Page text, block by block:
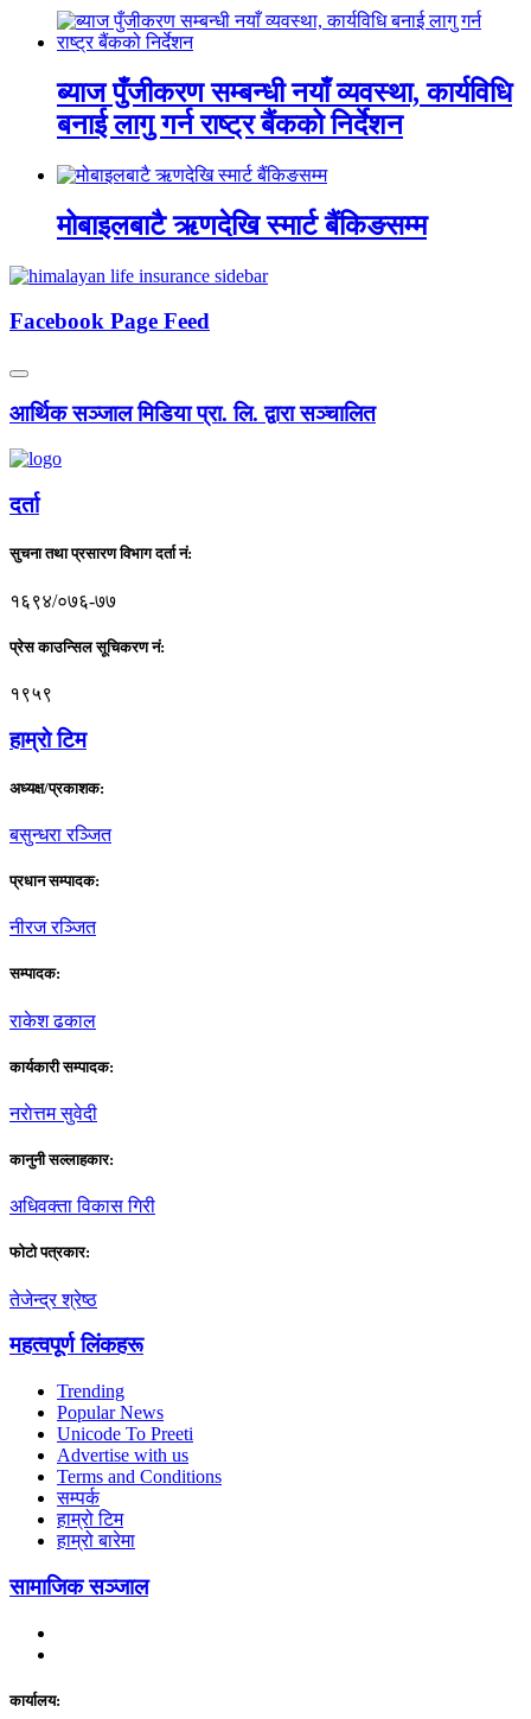
ब्याज पुँजीकरण सम्बन्धी नयाँ व्यवस्था, कार्यविधि
बनाई लागु गर्न राष्ट्र बैंकको निर्देशन
मोबाइलबाटै ऋणदेखि स्मार्ट बैंकिङसम्म
Facebook Page Feed
आर्थिक सञ्जाल मिडिया प्रा. लि. द्वारा सञ्चालित
दर्ता
सुचना तथा प्रसारण विभाग दर्ता नं:
१६९४/०७६-७७
प्रेस काउन्सिल सूचिकरण नं:
१९५९
हाम्राे टिम
अध्यक्ष/प्रकाशक:
बसुन्धरा रञ्जित
प्रधान सम्पादक:
नीरज रञ्जित
सम्पादक:
राकेश ढकाल
कार्यकारी सम्पादक:
नराेत्तम सुवेदी
कानुनी सल्लाहकार:
अधिवक्ता विकास गिरी
फाेटाे पत्रकार:
तेजेन्द्र श्रेष्ठ
महत्वपूर्ण लिंकहरू
Trending
Popular News
Unicode To Preeti
Advertise with us
Terms and Conditions
सम्पर्क
हाम्रो टिम
हाम्रो बारेमा
सामाजिक सञ्जाल
कार्यालय: